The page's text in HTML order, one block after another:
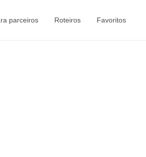
parceiros Roteiros Favoritos